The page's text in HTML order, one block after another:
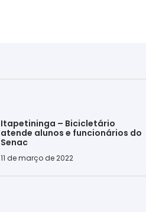
Itapetininga – Bicicletário
atende alunos e funcionários do
Senac
11 de março de 2022